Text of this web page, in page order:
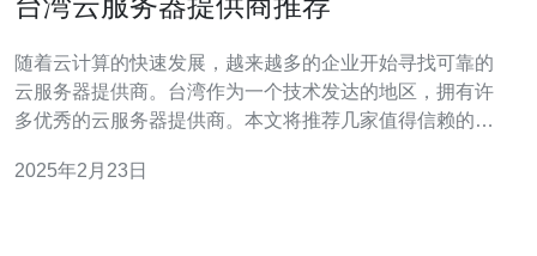
随着云计算的快速发展，越来越多的企业开始寻找可靠的
云服务器提供商。台湾作为一个技术发达的地区，拥有许
多优秀的云服务器提供商。本文将推荐几家值得信赖的台
的云服务器提供商之一。他们提供稳定可靠的云服务器解
2025年2月23日